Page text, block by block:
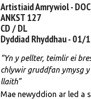
Artistiaid Amrywiol -
ANKST 127
CD / DL
Dyddiad Rhyddhau -
“Yn y pellter, teimlir ei
chlywir gruddfan ymysg
llaith”
Mae newyddion ar led a